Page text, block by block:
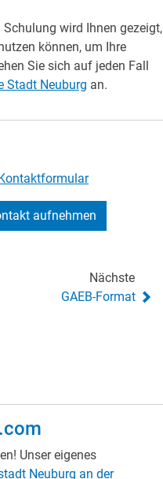
wird Ihnen gezeigt,
können, um Ihre
Sie sich auf jeden Fall
Stadt Neuburg an.
aufnehmen
Nächste
GAEB-Format
Neuburg an der